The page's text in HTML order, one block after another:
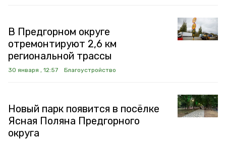
В Предгорном округе
отремонтируют 2,6 км
региональной трассы
30 января , 12:57 Благоустройство
Новый парк появится в посёлке
Ясная Поляна Предгорного
округа